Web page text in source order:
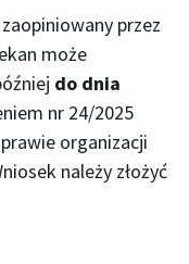
przez
może
do dnia
nr 24/2025
organizacji
należy złożyć